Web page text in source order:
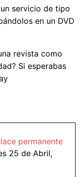
servicio de tipo
en un DVD
revista como
Si esperabas
permanente
25 de Abril,